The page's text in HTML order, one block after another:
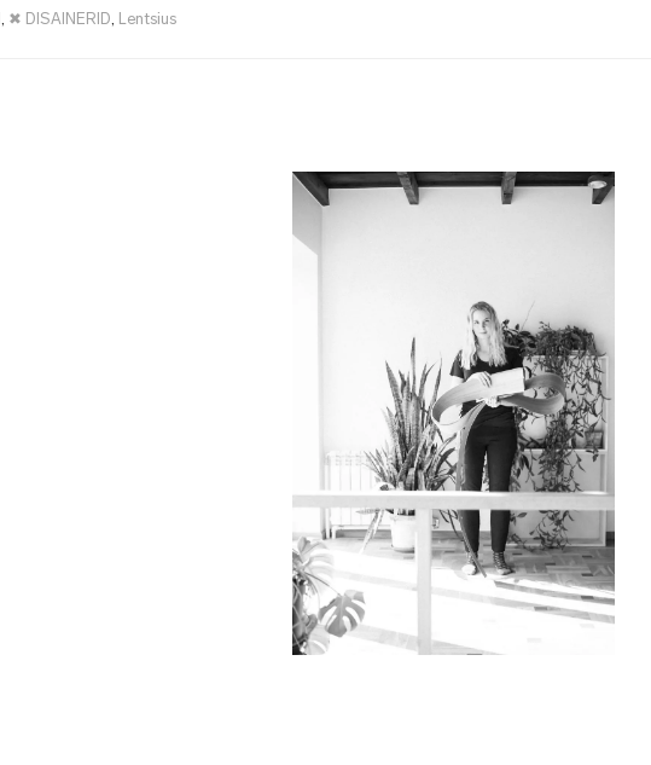
, ✖ DISAINERID, Lentsius